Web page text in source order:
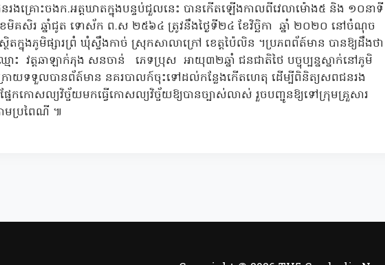
ងគ្រោះចងក.អត្តឃាតក្នុងបន្ទប់ជួលនេះ បានកើតឡើងកាលពីវេលាម៉ោង៥ និង ១០នាទី
ខែមិគសិរ ឆ្នាំជូត ទោស័ក ព.ស ២៥៦៤ ត្រូវនឹងថ្ងៃទី២៤ ខែវិច្ឆិកា ឆ្នាំ ២០២០ នៅចំណុច
ស្ថិតក្នុងភូមិផ្សារព្រំ ឃុំស្ទឹងកាច់ ស្រុកសាលាក្រៅ ខេត្តប៉ៃលិន ។ប្រភពព័ត៍មាន បានឱ្យដឹងថា
ះ វត្តឆាឡាក់ភុង សនចាន់ ភេទប្រុស អាយុ៣២ឆ្នាំ ជនជាតិថៃ បច្ចុប្បន្នស្នាក់នៅភូមិ
រោយទទួលបានព័ត៍មាន នគរបាលក៍ចុះទៅដល់កន្លែងកើតហេតុ ដើម្បីពិនិត្យសពជនរង
នែកកោសល្យវិច្ច័យមកធ្វើកោសល្យវិច្ច័យឱ្យបានច្បាស់លាស់ រួចបញ្ជូនឱ្យទៅក្រុមគ្រួសារ
មប្រពៃណី ៕